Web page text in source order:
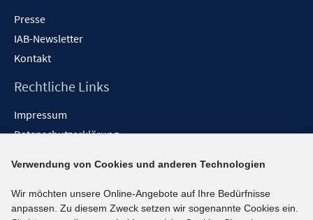
Presse
IAB-Newsletter
Kontakt
Rechtliche Links
Impressum
Datenschutzerklärung
Barrieren melden
Social-Media-Kanäle
Verwendung von Cookies und anderen Technologien
Wir möchten unsere Online-Angebote auf Ihre Bedürfnisse
anpassen. Zu diesem Zweck setzen wir sogenannte Cookies ein.